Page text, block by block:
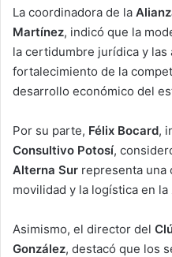
La coordinadora de la
Martínez, indicó que la
la certidumbre jurídica y las
fortalecimiento de la
desarrollo económico del
Por su parte, Félix Bocard,
Consultivo Potosí,
Alterna Sur representa una
movilidad y la logística en
Asimismo, el director del
González, destacó que los